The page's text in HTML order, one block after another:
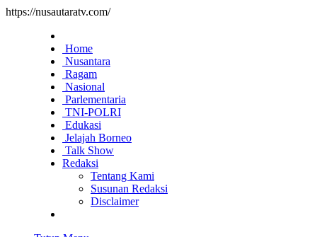
https://nusautaratv.com/
Home
Nusantara
Ragam
Nasional
Parlementaria
TNI-POLRI
Edukasi
Jelajah Borneo
Talk Show
Redaksi
Tentang Kami
Susunan Redaksi
Disclaimer